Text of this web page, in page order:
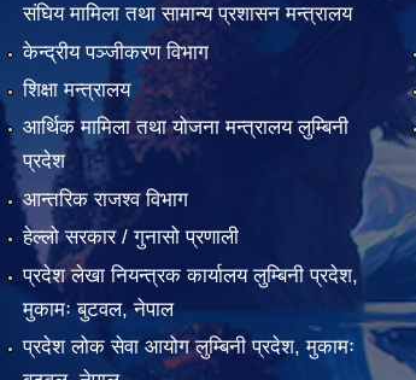
संघिय मामिला तथा सामान्य प्रशासन मन्त्रालय
केन्द्रीय पञ्जीकरण विभाग
शिक्षा मन्त्रालय
आर्थिक मामिला तथा योजना मन्त्रालय लुम्बिनी
प्रदेश
आन्तरिक राजश्व विभाग
हेल्लो सरकार / गुनासो प्रणाली
प्रदेश लेखा नियन्त्रक कार्यालय लुम्बिनी प्रदेश,
मुकामः बुटवल, नेपाल
प्रदेश लोक सेवा आयोग लुम्बिनी प्रदेश, मुकामः